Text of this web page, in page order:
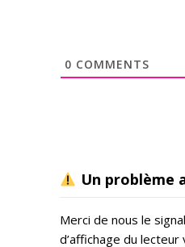
0 COMMENTS
Un problème
Merci de nous le
d’affichage du